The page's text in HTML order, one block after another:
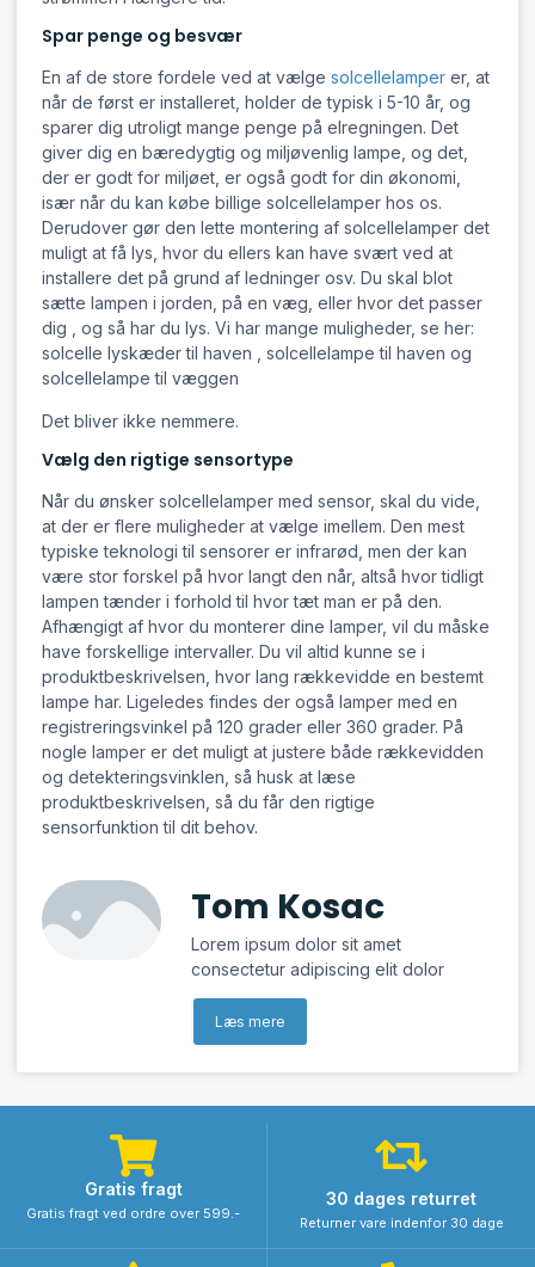
Spar penge og besvær
En af de store fordele ved at vælge solcellelamper er, at
når de først er installeret, holder de typisk i 5-10 år, og
sparer dig utroligt mange penge på elregningen. Det
giver dig en bæredygtig og miljøvenlig lampe, og det,
der er godt for miljøet, er også godt for din økonomi,
især når du kan købe billige solcellelamper hos os.
Derudover gør den lette montering af solcellelamper det
muligt at få lys, hvor du ellers kan have svært ved at
installere det på grund af ledninger osv. Du skal blot
sætte lampen i jorden, på en væg, eller hvor det passer
dig , og så har du lys. Vi har mange muligheder, se her:
solcelle lyskæder til haven , solcellelampe til haven og
solcellelampe til væggen
Det bliver ikke nemmere.
Vælg den rigtige sensortype
Når du ønsker solcellelamper med sensor, skal du vide,
at der er flere muligheder at vælge imellem. Den mest
typiske teknologi til sensorer er infrarød, men der kan
være stor forskel på hvor langt den når, altså hvor tidligt
lampen tænder i forhold til hvor tæt man er på den.
Afhængigt af hvor du monterer dine lamper, vil du måske
have forskellige intervaller. Du vil altid kunne se i
produktbeskrivelsen, hvor lang rækkevidde en bestemt
lampe har. Ligeledes findes der også lamper med en
registreringsvinkel på 120 grader eller 360 grader. På
nogle lamper er det muligt at justere både rækkevidden
og detekteringsvinklen, så husk at læse
produktbeskrivelsen, så du får den rigtige
sensorfunktion til dit behov.
Tom Kosac
Lorem ipsum dolor sit amet
consectetur adipiscing elit dolor
Læs mere
Gratis fragt
Gratis fragt ved ordre over 599.-
30 dages returret
Returner vare indenfor 30 dage